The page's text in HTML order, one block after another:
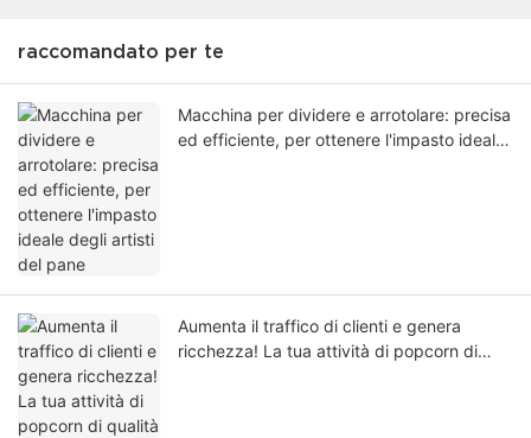
raccomandato per te
Macchina per dividere e arrotolare: precisa
ed efficiente, per ottenere l'impasto ideale
Aumenta il traffico di clienti e genera
ricchezza! La tua attività di popcorn di